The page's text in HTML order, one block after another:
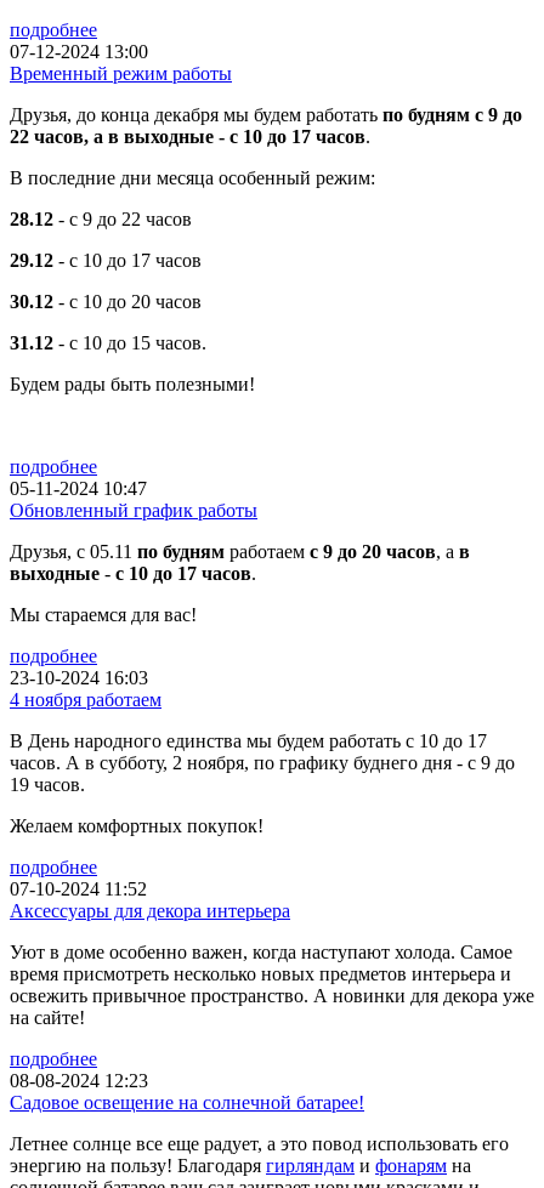
подробнее
07-12-2024 13:00
Временный режим работы
Друзья, до конца декабря мы будем работать по будням с 9 до
22 часов, а в выходные - с 10 до 17 часов.
В последние дни месяца особенный режим:
28.12 - с 9 до 22 часов
29.12 - с 10 до 17 часов
30.12 - с 10 до 20 часов
31.12 - с 10 до 15 часов.
Будем рады быть полезными!
подробнее
05-11-2024 10:47
Обновленный график работы
Друзья, с 05.11 по будням работаем с 9 до 20 часов, а в
выходные - с 10 до 17 часов.
Мы стараемся для вас!
подробнее
23-10-2024 16:03
4 ноября работаем
В День народного единства мы будем работать с 10 до 17
часов. А в субботу, 2 ноября, по графику буднего дня - с 9 до
19 часов.
Желаем комфортных покупок!
подробнее
07-10-2024 11:52
Аксессуары для декора интерьера
Уют в доме особенно важен, когда наступают холода. Самое
время присмотреть несколько новых предметов интерьера и
освежить привычное пространство. А новинки для декора уже
на сайте!
подробнее
08-08-2024 12:23
Садовое освещение на солнечной батарее!
Летнее солнце все еще радует, а это повод использовать его
энергию на пользу! Благодаря гирляндам и фонарям на